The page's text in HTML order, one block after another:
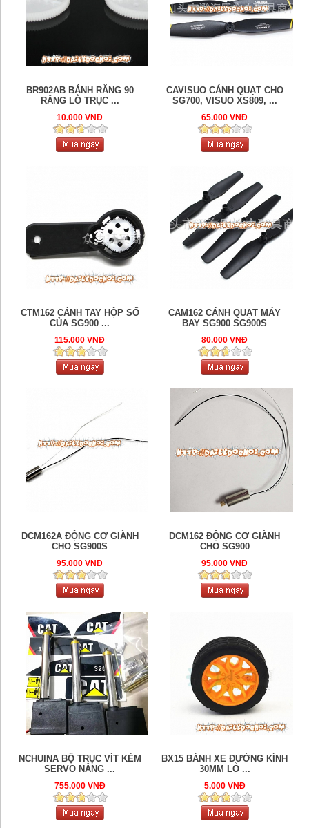
BR902AB BÁNH RĂNG 90
RĂNG LỖ TRỤC ...
10.000 VNĐ
CAVISUO CÁNH QUẠT CHO
SG700, VISUO XS809, ...
65.000 VNĐ
CTM162 CÁNH TAY HỘP SỐ
CỦA SG900 ...
115.000 VNĐ
CAM162 CÁNH QUẠT MÁY
BAY SG900 SG900S
80.000 VNĐ
DCM162A ĐỘNG CƠ GIÀNH
CHO SG900S
95.000 VNĐ
DCM162 ĐỘNG CƠ GIÀNH
CHO SG900
95.000 VNĐ
NCHUINA BỘ TRỤC VÍT KÈM
SERVO NÂNG ...
755.000 VNĐ
BX15 BÁNH XE ĐƯỜNG KÍNH
30MM LỖ ...
5.000 VNĐ